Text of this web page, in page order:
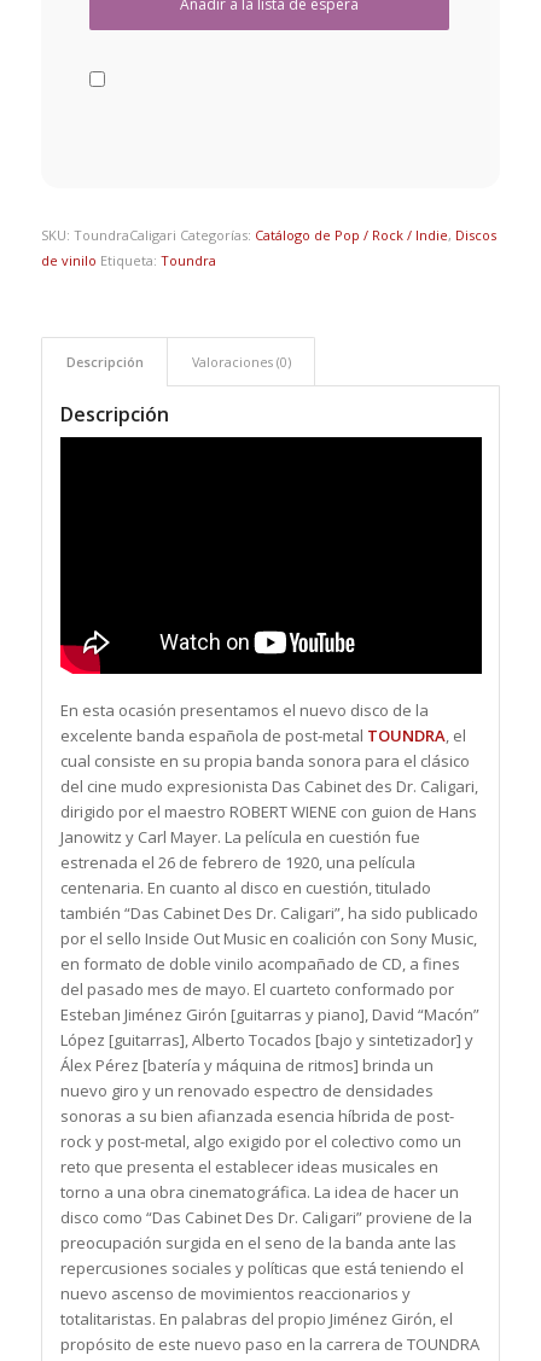
SKU: ToundraCaligari Categorías: Catálogo de Pop / Rock / Indie, Discos
de vinilo Etiqueta: Toundra
Descripción Valoraciones (0)
Descripción
En esta ocasión presentamos el nuevo disco de la
excelente banda española de post-metal TOUNDRA, el
cual consiste en su propia banda sonora para el clásico
del cine mudo expresionista Das Cabinet des Dr. Caligari,
dirigido por el maestro ROBERT WIENE con guion de Hans
Janowitz y Carl Mayer. La película en cuestión fue
estrenada el 26 de febrero de 1920, una película
centenaria. En cuanto al disco en cuestión, titulado
también “Das Cabinet Des Dr. Caligari”, ha sido publicado
por el sello Inside Out Music en coalición con Sony Music,
en formato de doble vinilo acompañado de CD, a fines
del pasado mes de mayo. El cuarteto conformado por
Esteban Jiménez Girón [guitarras y piano], David “Macón”
López [guitarras], Alberto Tocados [bajo y sintetizador] y
Álex Pérez [batería y máquina de ritmos] brinda un
nuevo giro y un renovado espectro de densidades
sonoras a su bien afianzada esencia híbrida de post-
rock y post-metal, algo exigido por el colectivo como un
reto que presenta el establecer ideas musicales en
torno a una obra cinematográfica. La idea de hacer un
disco como “Das Cabinet Des Dr. Caligari” proviene de la
preocupación surgida en el seno de la banda ante las
repercusiones sociales y políticas que está teniendo el
nuevo ascenso de movimientos reaccionarios y
totalitaristas. En palabras del propio Jiménez Girón, el
propósito de este nuevo paso en la carrera de TOUNDRA